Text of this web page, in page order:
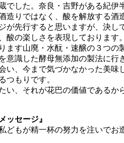
でした。奈良・吉野がある紀
造りではなく、酸を解放する酒
が先行すると思いますが、決
酸の楽しさを表現しております。
ます山廃・水酛・速醸の３つ
意識した酵母無添加の製法に行
い、今まで気づかなかった美
つもりです。
い、それが花巴の価値である
ッセージ』
どもが精一杯の努力を注いで